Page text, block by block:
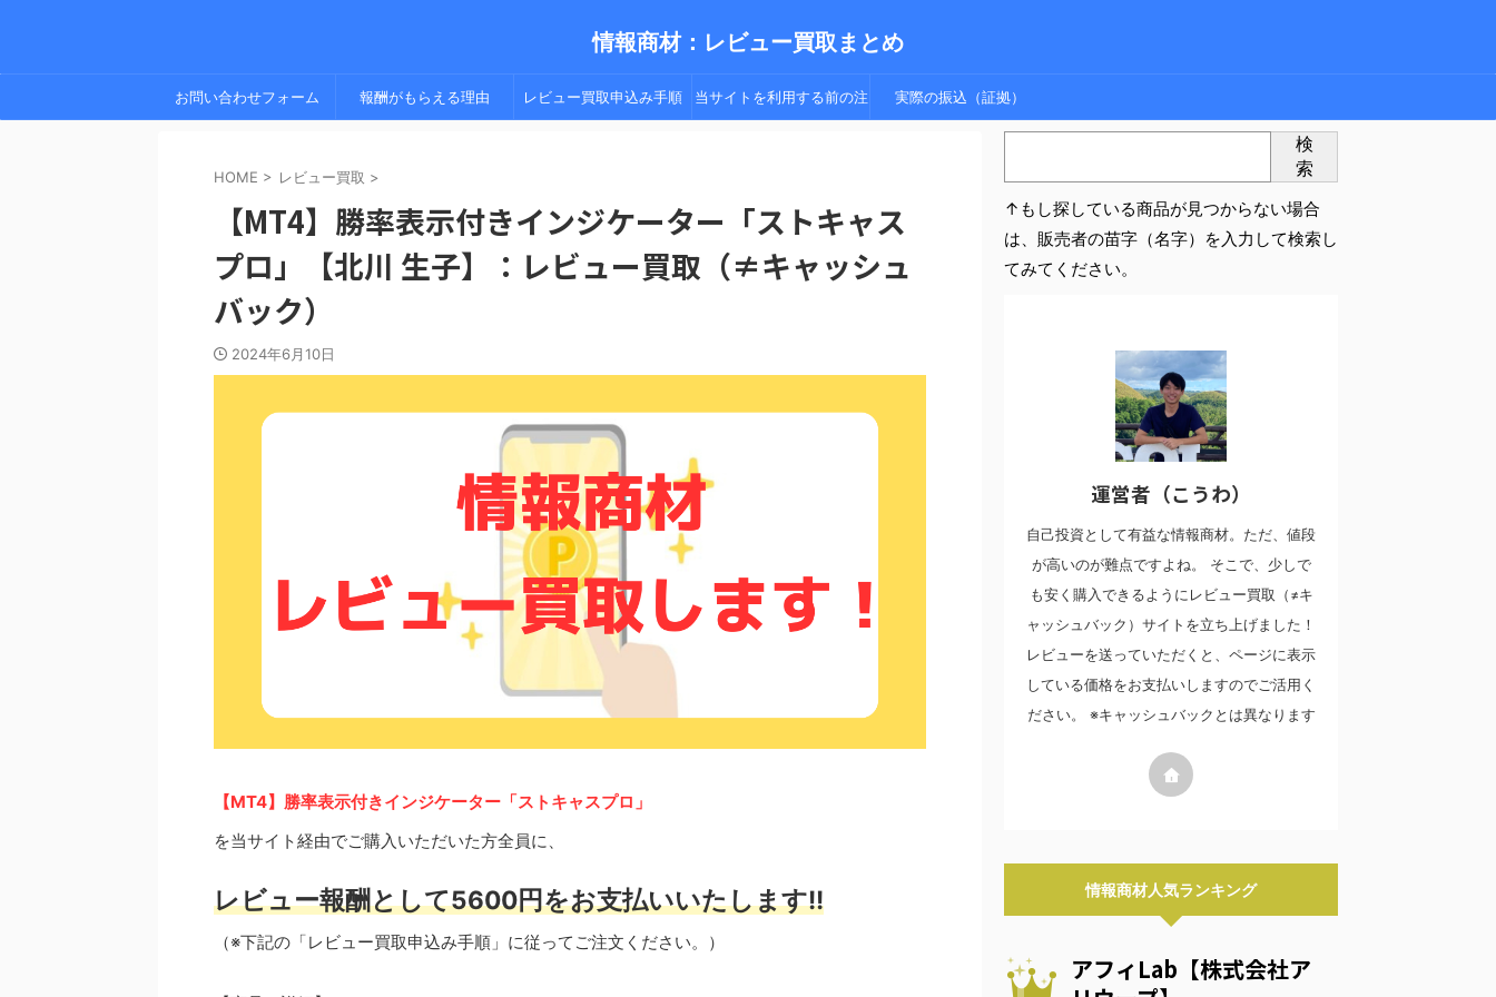
情報商材：レビュー買取まとめ
お問い合わせフォーム 報酬がもらえる理由 レビュー買取申込み手順 当サイトを利用する前の注 実際の振込（証拠）
HOME > レビュー買取 >
【MT4】勝率表示付きインジケーター「ストキャス
プロ」【北川 生子】：レビュー買取（≠キャッシュ
バック）
2024年6月10日
【MT4】勝率表示付きインジケーター「ストキャスプロ」
を当サイト経由でご購入いただいた方全員に、
レビュー報酬として5600円をお支払いいたします!!
（※下記の「レビュー買取申込み手順」に従ってご注文ください。）
検
索
↑もし探している商品が見つからない場合
は、販売者の苗字（名字）を入力して検索し
てみてください。
運営者（こうわ）
自己投資として有益な情報商材。ただ、値段
が高いのが難点ですよね。 そこで、少しで
も安く購入できるようにレビュー買取（≠キ
ャッシュバック）サイトを立ち上げました！
レビューを送っていただくと、ページに表示
している価格をお支払いしますのでご活用く
ださい。 ※キャッシュバックとは異なります
情報商材人気ランキング
アフィLab【株式会社ア